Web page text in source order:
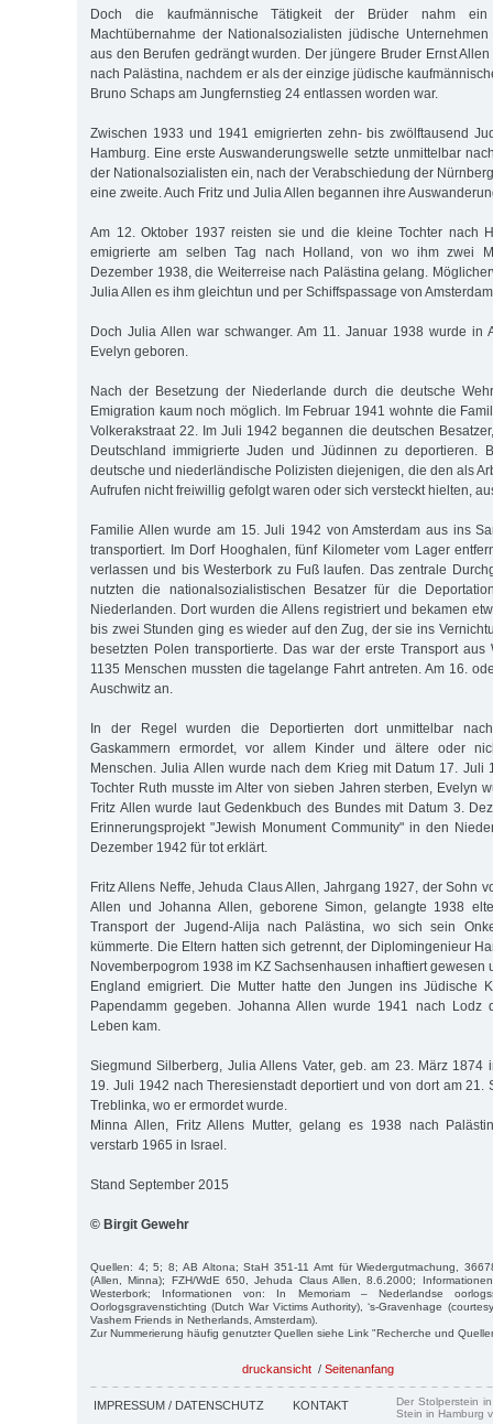
Doch die kaufmännische Tätigkeit der Brüder nahm
Machtübernahme der Nationalsozialisten jüdische
aus den Berufen gedrängt wurden. Der jüngere Bruder Ernst
nach Palästina, nachdem er als der einzige jüdische
Bruno Schaps am Jungfernstieg 24 entlassen worden war.
Zwischen 1933 und 1941 emigrierten zehn- bis zwölftausend
Hamburg. Eine erste Auswanderungswelle setzte unmittelbar
der Nationalsozialisten ein, nach der Verabschiedung der
eine zweite. Auch Fritz und Julia Allen begannen ihre
Am 12. Oktober 1937 reisten sie und die kleine Tochter nach
emigrierte am selben Tag nach Holland, von wo ihm zwei
Dezember 1938, die Weiterreise nach Palästina gelang.
Julia Allen es ihm gleichtun und per Schiffspassage von
Doch Julia Allen war schwanger. Am 11. Januar 1938 wurde in
Evelyn geboren.
Nach der Besetzung der Niederlande durch die deutsche
Emigration kaum noch möglich. Im Februar 1941 wohnte die
Volkerakstraat 22. Im Juli 1942 begannen die deutschen
Deutschland immigrierte Juden und Jüdinnen zu deportieren.
deutsche und niederländische Polizisten diejenigen, die den als
Aufrufen nicht freiwillig gefolgt waren oder sich versteckt hielten,
Familie Allen wurde am 15. Juli 1942 von Amsterdam aus ins
transportiert. Im Dorf Hooghalen, fünf Kilometer vom Lager
verlassen und bis Westerbork zu Fuß laufen. Das zentrale
nutzten die nationalsozialistischen Besatzer für die
Niederlanden. Dort wurden die Allens registriert und bekamen
bis zwei Stunden ging es wieder auf den Zug, der sie ins
besetzten Polen transportierte. Das war der erste Transport aus
1135 Menschen mussten die tagelange Fahrt antreten. Am 16.
Auschwitz an.
In der Regel wurden die Deportierten dort unmittelbar
Gaskammern ermordet, vor allem Kinder und ältere oder
Menschen. Julia Allen wurde nach dem Krieg mit Datum 17. Juli
Tochter Ruth musste im Alter von sieben Jahren sterben, Evelyn
Fritz Allen wurde laut Gedenkbuch des Bundes mit Datum 3.
Erinnerungsprojekt "Jewish Monument Community" in den
Dezember 1942 für tot erklärt.
Fritz Allens Neffe, Jehuda Claus Allen, Jahrgang 1927, der Sohn
Allen und Johanna Allen, geborene Simon, gelangte 1938
Transport der Jugend-Alija nach Palästina, wo sich sein
kümmerte. Die Eltern hatten sich getrennt, der Diplomingenieur
Novemberpogrom 1938 im KZ Sachsenhausen inhaftiert gewesen
England emigriert. Die Mutter hatte den Jungen ins Jüdische
Papendamm gegeben. Johanna Allen wurde 1941 nach Lodz
Leben kam.
Siegmund Silberberg, Julia Allens Vater, geb. am 23. März 1874
19. Juli 1942 nach Theresienstadt deportiert und von dort am 21.
Treblinka, wo er ermordet wurde.
Minna Allen, Fritz Allens Mutter, gelang es 1938 nach
verstarb 1965 in Israel.
Stand September 2015
© Birgit Gewehr
Quellen: 4; 5; 8; AB Altona; StaH 351-11 Amt für Wiedergutmachung,
(Allen, Minna); FZH/WdE 650, Jehuda Claus Allen, 8.6.2000;
Westerbork; Informationen von: In Memoriam – Nederlandse
Oorlogsgravenstichting (Dutch War Victims Authority), ‘s-Gravenhage
Vashem Friends in Netherlands, Amsterdam).
Zur Nummerierung häufig genutzter Quellen siehe Link "Recherche und
druckansicht / Seitenanfang
IMPRESSUM / DATENSCHUTZ KONTAKT
Der Stolperstein
Stein in Hamburg